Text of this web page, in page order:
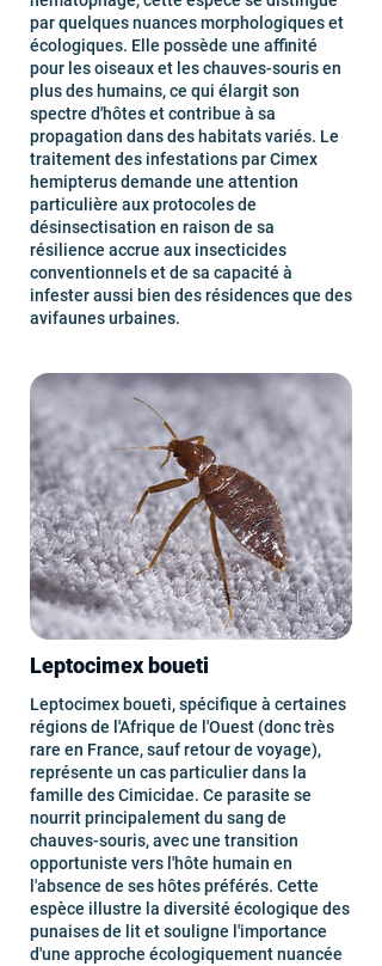
par quelques nuances morphologiques et
écologiques. Elle possède une affinité
pour les oiseaux et les chauves-souris en
plus des humains, ce qui élargit son
spectre d'hôtes et contribue à sa
propagation dans des habitats variés. Le
traitement des infestations par Cimex
hemipterus demande une attention
particulière aux protocoles de
désinsectisation en raison de sa
résilience accrue aux insecticides
conventionnels et de sa capacité à
infester aussi bien des résidences que des
avifaunes urbaines.
Leptocimex boueti
Leptocimex boueti, spécifique à certaines
régions de l'Afrique de l'Ouest (donc très
rare en France, sauf retour de voyage),
représente un cas particulier dans la
famille des Cimicidae. Ce parasite se
nourrit principalement du sang de
chauves-souris, avec une transition
opportuniste vers l'hôte humain en
l'absence de ses hôtes préférés. Cette
espèce illustre la diversité écologique des
punaises de lit et souligne l'importance
d'une approche écologiquement nuancée